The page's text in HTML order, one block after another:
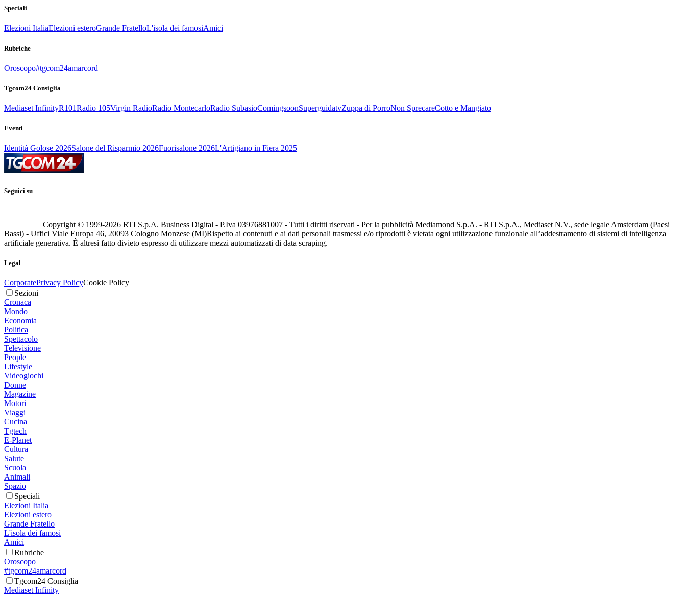
Speciali
Elezioni ItaliaElezioni esteroGrande FratelloL'isola dei famosiAmici
Rubriche
Oroscopo#tgcom24amarcord
Tgcom24 Consiglia
Mediaset InfinityR101Radio 105Virgin RadioRadio MontecarloRadio SubasioComingsoonSuperguidatvZuppa di PorroNon SprecareCotto e Mangiato
Eventi
Identità Golose 2026Salone del Risparmio 2026Fuorisalone 2026L'Artigiano in Fiera 2025
Seguici su
Copyright © 1999-2026 RTI S.p.A. Business Digital - P.Iva 03976881007 - Tutti i diritti riservati - Per la pubblicità Mediamond S.p.A. - RTI S.p.A., Mediaset N.V., sede legale Amsterdam (Paesi
Bassi) - Uffici Viale Europa 46, 20093 Cologno Monzese (MI)Rispetto ai contenuti e ai dati personali trasmessi e/o riprodotti è vietata ogni utilizzazione funzionale all’addestramento di sistemi di intelligenza
artificiale generativa. È altresì fatto divieto espresso di utilizzare mezzi automatizzati di data scraping.
Legal
CorporatePrivacy PolicyCookie Policy
Sezioni
Cronaca
Mondo
Economia
Politica
Spettacolo
Televisione
People
Lifestyle
Videogiochi
Donne
Magazine
Motori
Viaggi
Cucina
Tgtech
E-Planet
Cultura
Salute
Scuola
Animali
Spazio
Speciali
Elezioni Italia
Elezioni estero
Grande Fratello
L'isola dei famosi
Amici
Rubriche
Oroscopo
#tgcom24amarcord
Tgcom24 Consiglia
Mediaset Infinity